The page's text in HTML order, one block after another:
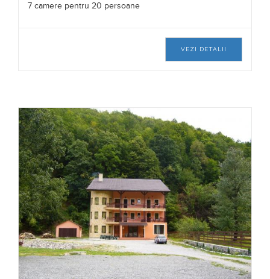
7 camere pentru 20 persoane
VEZI DETALII